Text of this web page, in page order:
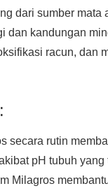
dari sumber mata
dan kandungan
racun, dan
secara rutin
pH tubuh yang
Milagros